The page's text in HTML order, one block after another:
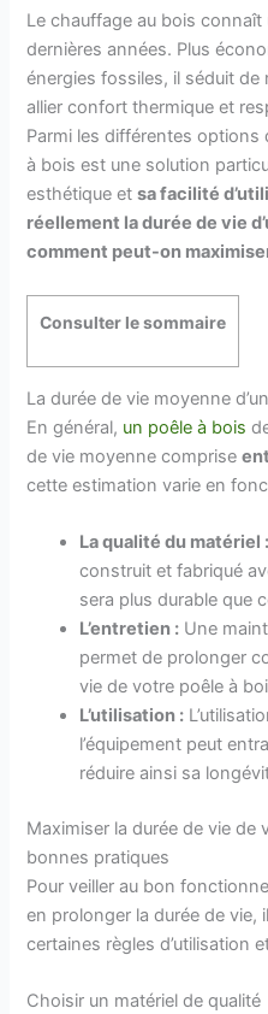
Le chauffage au bois
dernières années. Plus
énergies fossiles, il séduit
allier confort thermique et
Parmi les différentes options
à bois est une solution
esthétique etsa facilité
réellement la durée de vie
comment peut-on
Consulter le sommaire
La durée de vie moyenne
En général, un poêle à bois
de vie moyenne comprise
cette estimation varie en
La qualité du matériel :
construit et fabriqué
sera plus durable que
L’entretien : Une
permet de prolonger
vie de votre poêle à
L’utilisation :
l’équipement peut
réduire ainsi sa
Maximiser la durée de vie
bonnes pratiques
Pour veiller au bon
en prolonger la durée de vie,
certaines règles d’utilisation
Choisir un matériel de qualité